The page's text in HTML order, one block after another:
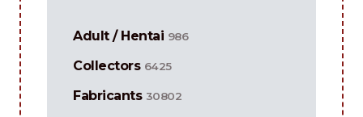
Adult / Hentai 986
Collectors 6425
Fabricants 30802